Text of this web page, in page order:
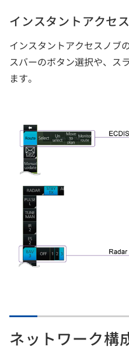
インスタントアクセ
インスタントアクセスノブ
スバーのボタン選択や、ス
ます。
ネットワーク構